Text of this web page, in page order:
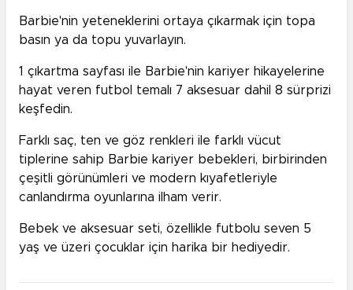
Barbie'nin yeteneklerini ortaya çıkarmak için topa
basın ya da topu yuvarlayın.
1 çıkartma sayfası ile Barbie'nin kariyer hikayelerine
hayat veren futbol temalı 7 aksesuar dahil 8 sürprizi
keşfedin.
Farklı saç, ten ve göz renkleri ile farklı vücut
tiplerine sahip Barbie kariyer bebekleri, birbirinden
çeşitli görünümleri ve modern kıyafetleriyle
canlandırma oyunlarına ilham verir.
Bebek ve aksesuar seti, özellikle futbolu seven 5
yaş ve üzeri çocuklar için harika bir hediyedir.